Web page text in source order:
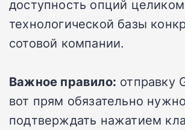
доступность опций
технологической базы
сотовой компании.
Важное правило: отправку
вот прям обязательно нужно
подтверждать нажатием